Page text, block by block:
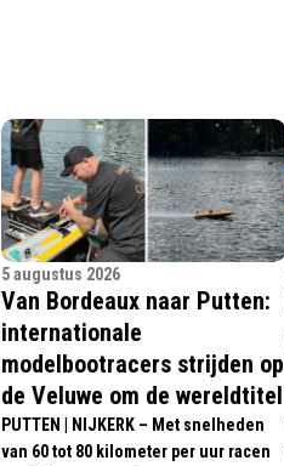
5 augustus 2026
Van Bordeaux naar Putten:
internationale
modelbootracers strijden op
de Veluwe om de wereldtitel
PUTTEN | NIJKERK – Met snelheden
van 60 tot 80 kilometer per uur racen